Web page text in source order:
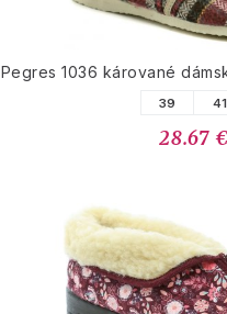
Pegres 1036 kárované
39 41
28.67 €